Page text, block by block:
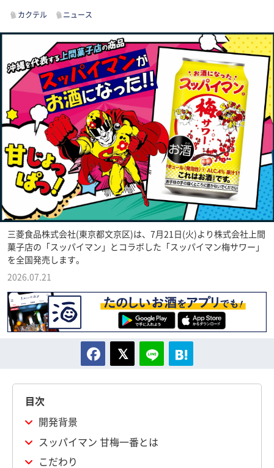
カクテル ニュース
三菱食品株式会社(東京都文京区)は、7月21日(火)より株式会社上間
菓子店の「スッパイマン」とコラボした「スッパイマン梅サワー」
を全国発売します。
2026.07.21
目次
開発背景
スッパイマン 甘梅一番とは
こだわり